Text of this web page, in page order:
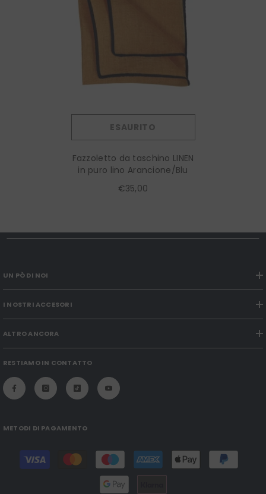
ESAURITO
Fazzoletto da taschino LINEN
in puro lino Arancione/Blu
€35,00
UN PÒ DI NOI
I NOSTRI ACCESORI
ALTRO ANCORA
RESTIAMO IN CONTATTO
METODI DI PAGAMENTO
Modalità
pagamento